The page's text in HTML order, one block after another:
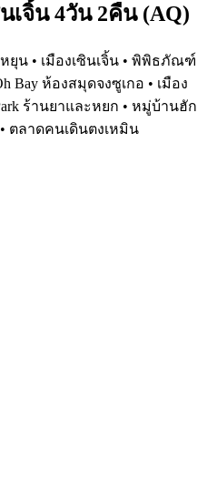
เจิ้น 4วัน 2คืน (AQ)
ยุน • เมืองเซินเจิ้น • พิพิธภัณฑ์
Bay ห้องสมุดจงซูเกอ • เมือง
ร้านยาและหยก • หมู่บ้านฮัก
• ตลาดคนเดินตงเหมิน